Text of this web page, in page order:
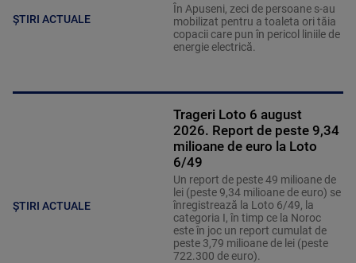
ȘTIRI ACTUALE
În Apuseni, zeci de persoane s-au
mobilizat pentru a toaleta ori tăia
copacii care pun în pericol liniile de
energie electrică.
ȘTIRI ACTUALE
Trageri Loto 6 august
2026. Report de peste 9,34
milioane de euro la Loto
6/49
Un report de peste 49 milioane de
lei (peste 9,34 milioane de euro) se
înregistrează la Loto 6/49, la
categoria I, în timp ce la Noroc
este în joc un report cumulat de
peste 3,79 milioane de lei (peste
722.300 de euro).